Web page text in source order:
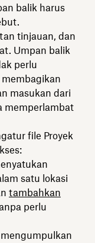
balik harus
tinjauan, dan
Umpan balik
perlu
masukan dari
memperlambat
file Proyek
satu lokasi
tambahkan
perlu